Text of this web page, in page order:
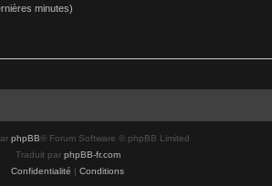
minutes)
phpBB® Forum Software © phpBB Limited
Traduit par phpBB-fr.com
Confidentialité | Conditions